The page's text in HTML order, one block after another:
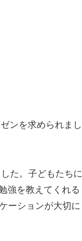
ンを求められまし
た。子どもたちに
強を教えてくれる
ーションが大切に